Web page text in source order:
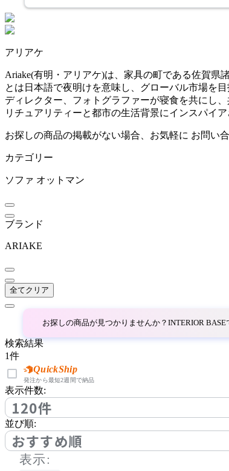
COLON
コロン
COMPLEX UNIVERSAL
コンプレックスユニバー
サルファニチャーサプラ
カンディハウス
クラッシュクラッシュプ
EDDA
エッダ
EMKO
エムコ
mm
アリアケ
Ariake(有明・アリアケ)は、家具の町である佐賀県
とは日本語で夜明けを意味し、グローバル市場を
ディレクター、フォトグラファーが寝食を共にし
リチュアリティーと都市の生活背景にインスパイ
お探しの商品の掲載がない場合、お気軽に お問い
カテゴリー
ソファ オットマン
ブランド
ARIAKE
全てクリア
お探しの商品が見つかりませんか？INTERIOR
検索結果
1件
QuickShip
発注から最短2週間で納品
表示件数:
120件
並び順:
おすすめ順
表示: